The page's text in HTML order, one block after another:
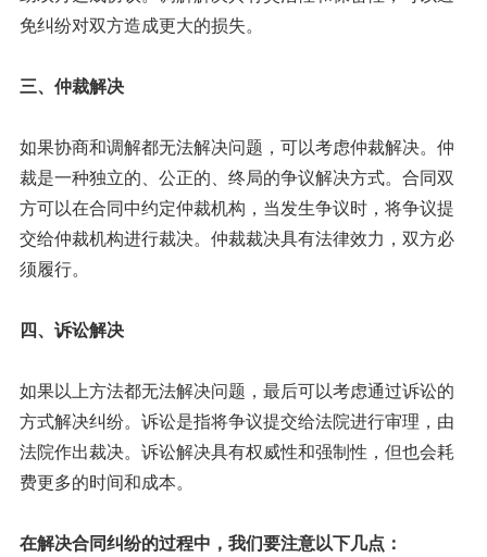
免纠纷对双方造成更大的损失。
三、仲裁解决
如果协商和调解都无法解决问题，可以考虑仲裁解决。仲
裁是一种独立的、公正的、终局的争议解决方式。合同双
方可以在合同中约定仲裁机构，当发生争议时，将争议提
交给仲裁机构进行裁决。仲裁裁决具有法律效力，双方必
须履行。
四、诉讼解决
如果以上方法都无法解决问题，最后可以考虑通过诉讼的
方式解决纠纷。诉讼是指将争议提交给法院进行审理，由
法院作出裁决。诉讼解决具有权威性和强制性，但也会耗
费更多的时间和成本。
在解决合同纠纷的过程中，我们要注意以下几点：